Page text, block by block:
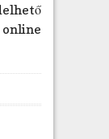
online